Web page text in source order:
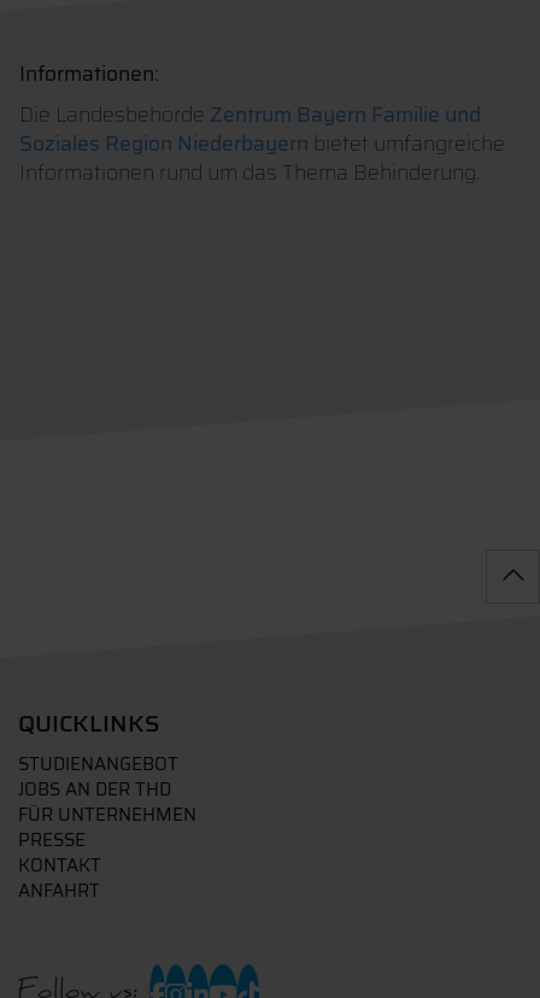
Informationen:
Die Landesbehörde Zentrum Bayern Familie und
Soziales Region Niederbayern bietet umfangreiche
Informationen rund um das Thema Behinderung.
QUICKLINKS
STUDIENANGEBOT
JOBS AN DER THD
FÜR UNTERNEHMEN
PRESSE
KONTAKT
ANFAHRT